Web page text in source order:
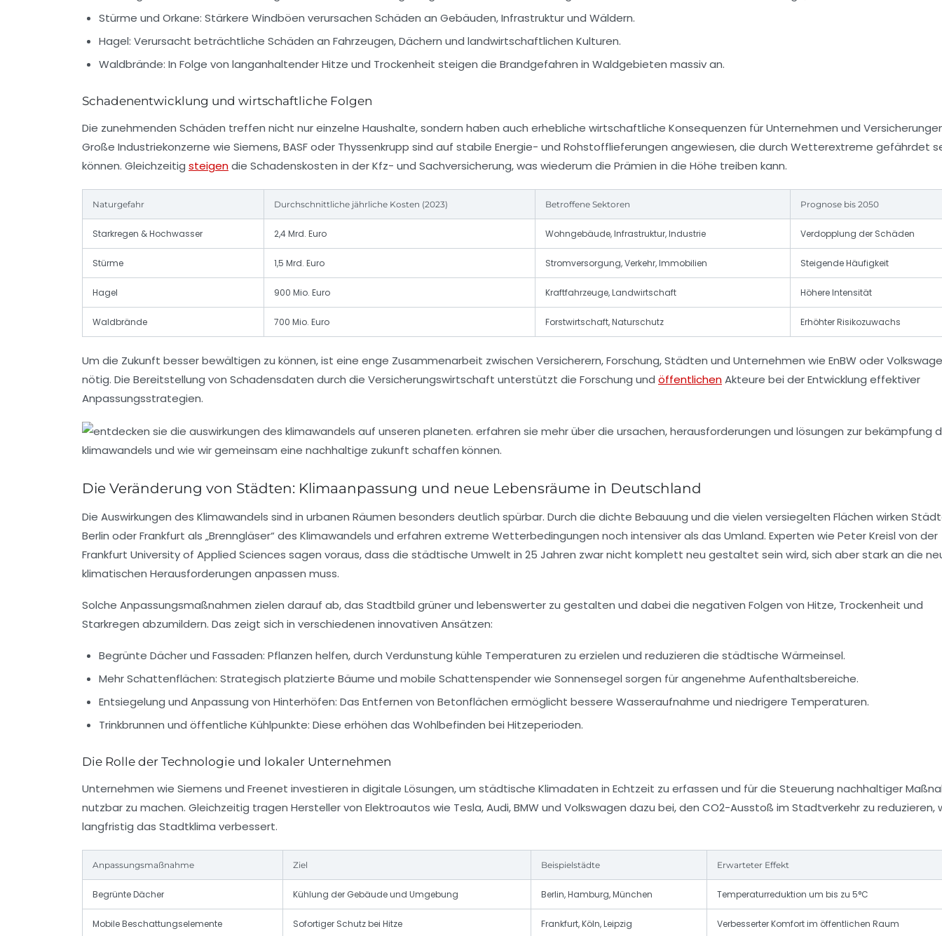
Stürme und Orkane: Stärkere Windböen verursachen Schäden an Gebäuden, Infrastruktur und Wäldern.
Hagel: Verursacht beträchtliche Schäden an Fahrzeugen, Dächern und landwirtschaftlichen Kulturen.
Waldbrände: In Folge von langanhaltender Hitze und Trockenheit steigen die Brandgefahren in Waldgebieten massiv an.
Schadenentwicklung und wirtschaftliche Folgen
Die zunehmenden Schäden treffen nicht nur einzelne Haushalte, sondern haben auch erhebliche wirtschaftliche Konsequenzen für Unternehmen und
Große Industriekonzerne wie Siemens, BASF oder Thyssenkrupp sind auf stabile Energie- und Rohstofflieferungen angewiesen, die durch Wetterextreme gefährdet
können. Gleichzeitig steigendie Schadenskosten in der Kfz- und Sachversicherung, was wiederum die Prämien in die Höhe treiben kann.
Naturgefahr Durchschnittliche jährliche Kosten (2023) Betroffene Sektoren Prognose bis 2050
Starkregen & Hochwasser 2,4 Mrd. Euro Wohngebäude, Infrastruktur, Industrie Verdopplung der Schäden
Stürme 1,5 Mrd. Euro Stromversorgung, Verkehr, Immobilien Steigende Häufigkeit
Hagel 900 Mio. Euro Kraftfahrzeuge, Landwirtschaft Höhere Intensität
Waldbrände 700 Mio. Euro Forstwirtschaft, Naturschutz Erhöhter Risikozuwachs
Um die Zukunft besser bewältigen zu können, ist eine enge Zusammenarbeit zwischen Versicherern, Forschung, Städten und Unternehmen wie EnBW oder
nötig. Die Bereitstellung von Schadensdaten durch die Versicherungswirtschaft unterstützt die Forschung und öffentlichenAkteure bei der Entwicklung effektiver
Anpassungsstrategien.
Die Veränderung von Städten: Klimaanpassung und neue Lebensräume in Deutschland
Die Auswirkungen des Klimawandels sind in urbanen Räumen besonders deutlich spürbar. Durch die dichte Bebauung und die vielen versiegelten Flächen wirken
Berlin oder Frankfurt als „Brenngläser“ des Klimawandels und erfahren extreme Wetterbedingungen noch intensiver als das Umland. Experten wie Peter Kreisl von der
Frankfurt University of Applied Sciences sagen voraus, dass die städtische Umwelt in 25 Jahren zwar nicht komplett neu gestaltet sein wird, sich aber stark an die
klimatischen Herausforderungen anpassen muss.
Solche Anpassungsmaßnahmen zielen darauf ab, das Stadtbild grüner und lebenswerter zu gestalten und dabei die negativen Folgen von Hitze, Trockenheit und
Starkregen abzumildern. Das zeigt sich in verschiedenen innovativen Ansätzen:
Begrünte Dächer und Fassaden: Pflanzen helfen, durch Verdunstung kühle Temperaturen zu erzielen und reduzieren die städtische Wärmeinsel.
Mehr Schattenflächen: Strategisch platzierte Bäume und mobile Schattenspender wie Sonnensegel sorgen für angenehme Aufenthaltsbereiche.
Entsiegelung und Anpassung von Hinterhöfen: Das Entfernen von Betonflächen ermöglicht bessere Wasseraufnahme und niedrigere Temperaturen.
Trinkbrunnen und öffentliche Kühlpunkte: Diese erhöhen das Wohlbefinden bei Hitzeperioden.
Die Rolle der Technologie und lokaler Unternehmen
Unternehmen wie Siemens und Freenet investieren in digitale Lösungen, um städtische Klimadaten in Echtzeit zu erfassen und für die Steuerung nachhaltiger
nutzbar zu machen. Gleichzeitig tragen Hersteller von Elektroautos wie Tesla, Audi, BMW und Volkswagen dazu bei, den CO2-Ausstoß im Stadtverkehr zu reduzieren,
langfristig das Stadtklima verbessert.
Anpassungsmaßnahme Ziel Beispielstädte Erwarteter Effekt
Begrünte Dächer Kühlung der Gebäude und Umgebung Berlin, Hamburg, München Temperaturreduktion um bis zu 5°C
Mobile Beschattungselemente Sofortiger Schutz bei Hitze Frankfurt, Köln, Leipzig Verbesserter Komfort im öffentlichen Raum